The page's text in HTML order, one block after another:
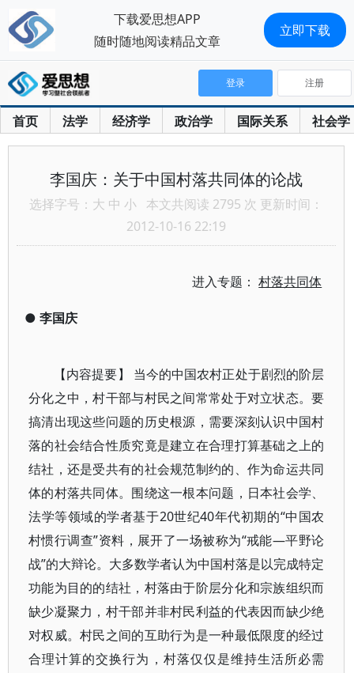
首页 法学 经济学 政治学 国际关系 社会学
登录 注册
李国庆：关于中国村落共同体的论战
选择字号： 大 中 小 本文共阅读 2795 次 更新时间：
2012-10-16 22:19
进入专题：村落共同体
● 李国庆
【内容提要】 当今的中国农村正处于剧烈的阶层
分化之中，村干部与村民之间常常处于对立状态。要
搞清出现这些问题的历史根源，需要深刻认识中国村
落的社会结合性质究竟是建立在合理打算基础之上的
结社，还是受共有的社会规范制约的、作为命运共同
体的村落共同体。围绕这一根本问题，日本社会学、
法学等领域的学者基于20世纪40年代初期的“中国农
村惯行调查”资料，展开了一场被称为“戒能—平野论
战”的大辩论。大多数学者认为中国村落是以完成特定
功能为目的的结社，村落由于阶层分化和宗族组织而
缺少凝聚力，村干部并非村民利益的代表因而缺少绝
对权威。村民之间的互助行为是一种最低限度的经过
合理计算的交换行为，村落仅仅是维持生活所必需
下载爱思想APP
随时随地阅读精品文章
立即下载